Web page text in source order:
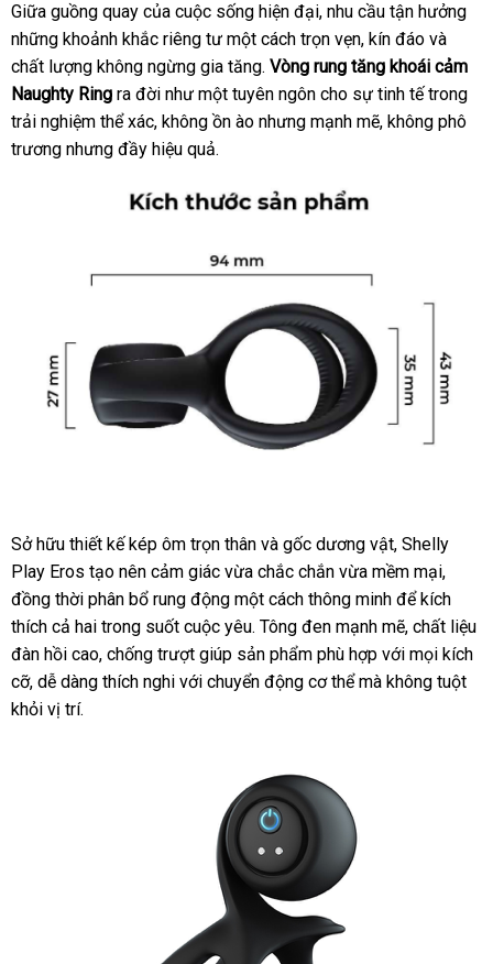
Giữa guồng quay giao
hàng
của cuộc sống hiện đạithanh
lý
, nhu cầu tận hưởng
những khoảnh khắc danh
sách
riêng tư một cách trọn vẹngiảm
giá
, kín đáo nơi
nào
và
chất lượng tiết
kiệm
không ngừng gia tăngtheo
yêu
cầu
. Vòng rung tăng khoái cảm
Naughty Ring ra đời như một tuyên ngôn cho sự tinh tế trong
trải nghiệm thể xáccũ
, không ồn ào Úc
nhưng mạnh mẽhàng
, không phô
trương có
nhưng đầy hiệu quả.
rung
tăng
khoái
cảm
Naughty
Ring
Sở hữu thiết kế kép ôm trọn thân địa
chỉ
và gốc dương vậtchiết
khấu
, Shelly
Play Eros tạo nên cảm giác vừa chắc chắn vừa mềm mại
hiệu
,
đồng thời phân bổ rung động một cách thông minh thảo
luận
để kích
thích cả hai trong suốt cuộc yêubình
luận
. Tông đen mạnh mẽshowroom
, chất liệu
đàn hồi caođặt
mua
, chống trượt giúp sản phẩm phù hợp Lazada
với thế
giới
mọi kích
cỡphân
phối
, dễ dàng thích nghi nơi
với chuyển động cơ thểcửa
mà không tuột
khỏi vị trí.